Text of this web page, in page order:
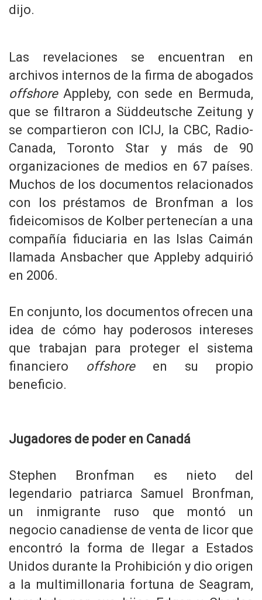
dijo.
Las revelaciones se encuentran en
archivos internos de la firma de abogados
offshoreAppleby, con sede en Bermuda,
que se filtraron a Süddeutsche Zeitung y
se compartieron con ICIJ, la CBC, Radio-
Canada, Toronto Star y más de 90
organizaciones de medios en 67 países.
Muchos de los documentos relacionados
con los préstamos de Bronfman a los
fideicomisos de Kolber pertenecían a una
compañía fiduciaria en las Islas Caimán
llamada Ansbacher que Appleby adquirió
en 2006.
En conjunto, los documentos ofrecen una
idea de cómo hay poderosos intereses
que trabajan para proteger el sistema
financiero offshoreen su propio
beneficio.
Jugadores de poder en Canadá
Stephen Bronfman es nieto del
legendario patriarca Samuel Bronfman,
un inmigrante ruso que montó un
negocio canadiense de venta de licor que
encontró la forma de llegar a Estados
Unidos durante la Prohibición y dio origen
a la multimillonaria fortuna de Seagram,